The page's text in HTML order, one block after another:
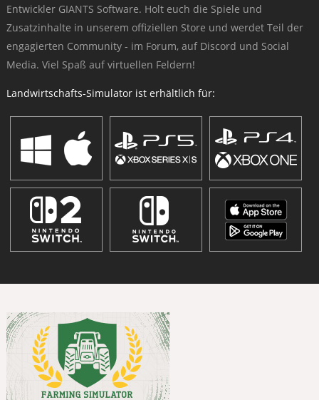
Entwickler GIANTS Software. Holt euch die Spiele und
Zusatzinhalte in unserem offiziellen Store und werdet Teil der
engagierten Community - im Forum, auf Discord und Social
Media. Viel Spaß auf virtuellen Feldern!
Landwirtschafts-Simulator ist erhältlich für: